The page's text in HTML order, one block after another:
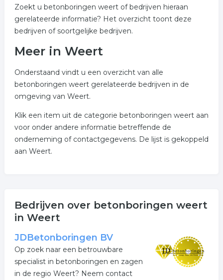
Zoekt u betonboringen weert of bedrijven hieraan
gerelateerde informatie? Het overzicht toont deze
bedrijven of soortgelijke bedrijven.
Meer in Weert
Onderstaand vindt u een overzicht van alle
betonboringen weert gerelateerde bedrijven in de
omgeving van Weert.
Klik een item uit de categorie betonboringen weert aan
voor onder andere informatie betreffende de
onderneming of contactgegevens. De lijst is gekoppeld
aan Weert.
Bedrijven over betonboringen weert
in Weert
JDBetonboringen BV
Op zoek naar een betrouwbare
specialist in betonboringen en zagen
in de regio Weert? Neem contact